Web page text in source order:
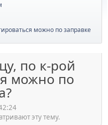
можно по заправке
по к-рой
можно по
эту тему.